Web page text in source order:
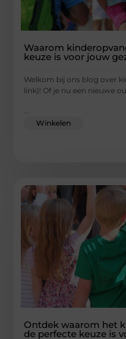
Waarom
keuze is voor jouw
Welkom bij ons blog over
link)! Of je nu een nieuwe
Winkelen
Ontdek waarom het
de perfecte keuze is